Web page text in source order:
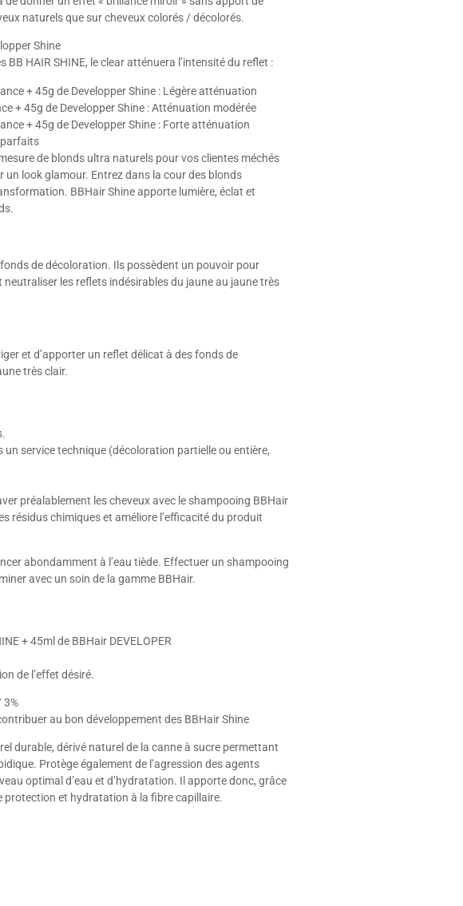
naturels que sur cheveux colorés / décolorés.
Shine
BB HAIR SHINE, le clear atténuera l’intensité du reflet :
+ 45g de Developper Shine : Légère atténuation
+ 45g de Developper Shine : Atténuation modérée
+ 45g de Developper Shine : Forte atténuation
parfaits
de blonds ultra naturels pour vos clientes méchés
un look glamour. Entrez dans la cour des blonds
BBHair Shine apporte lumière, éclat et
de décoloration. Ils possèdent un pouvoir pour
neutraliser les reflets indésirables du jaune au jaune très
et d’apporter un reflet délicat à des fonds de
très clair.
un service technique (décoloration partielle ou entière,
préalablement les cheveux avec le shampooing BBHair
résidus chimiques et améliore l’efficacité du produit
abondamment à l’eau tiède. Effectuer un shampooing
avec un soin de la gamme BBHair.
+ 45ml de BBHair DEVELOPER
de l’effet désiré.
3%
au bon développement des BBHair Shine
durable, dérivé naturel de la canne à sucre permettant
Protège également de l’agression des agents
optimal d’eau et d’hydratation. Il apporte donc, grâce
et hydratation à la fibre capillaire.